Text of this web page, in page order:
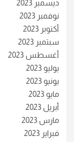
ديسمبر 2023
نوفمبر 2023
أكتوبر 2023
سبتمبر 2023
أغسطس 2023
يوليو 2023
يونيو 2023
مايو 2023
أبريل 2023
مارس 2023
فبراير 2023